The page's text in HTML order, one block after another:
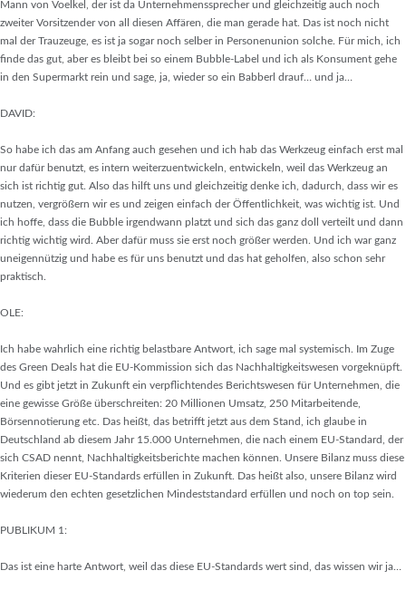
Mann von Voelkel, der ist da Unternehmenssprecher und gleichzeitig auch noch
zweiter Vorsitzender von all diesen Affären, die man gerade hat. Das ist noch nicht
mal der Trauzeuge, es ist ja sogar noch selber in Personenunion solche. Für mich, ich
finde das gut, aber es bleibt bei so einem Bubble-Label und ich als Konsument gehe
in den Supermarkt rein und sage, ja, wieder so ein Babberl drauf… und ja…
DAVID:
So habe ich das am Anfang auch gesehen und ich hab das Werkzeug einfach erst mal
nur dafür benutzt, es intern weiterzuentwickeln, entwickeln, weil das Werkzeug an
sich ist richtig gut. Also das hilft uns und gleichzeitig denke ich, dadurch, dass wir es
nutzen, vergrößern wir es und zeigen einfach der Öffentlichkeit, was wichtig ist. Und
ich hoffe, dass die Bubble irgendwann platzt und sich das ganz doll verteilt und dann
richtig wichtig wird. Aber dafür muss sie erst noch größer werden. Und ich war ganz
uneigennützig und habe es für uns benutzt und das hat geholfen, also schon sehr
praktisch.
OLE:
Ich habe wahrlich eine richtig belastbare Antwort, ich sage mal systemisch. Im Zuge
des Green Deals hat die EU-Kommission sich das Nachhaltigkeitswesen vorgeknüpft.
Und es gibt jetzt in Zukunft ein verpflichtendes Berichtswesen für Unternehmen, die
eine gewisse Größe überschreiten: 20 Millionen Umsatz, 250 Mitarbeitende,
Börsennotierung etc. Das heißt, das betrifft jetzt aus dem Stand, ich glaube in
Deutschland ab diesem Jahr 15.000 Unternehmen, die nach einem EU-Standard, der
sich CSAD nennt, Nachhaltigkeitsberichte machen können. Unsere Bilanz muss diese
Kriterien dieser EU-Standards erfüllen in Zukunft. Das heißt also, unsere Bilanz wird
wiederum den echten gesetzlichen Mindeststandard erfüllen und noch on top sein.
PUBLIKUM 1:
Das ist eine harte Antwort, weil das diese EU-Standards wert sind, das wissen wir ja…